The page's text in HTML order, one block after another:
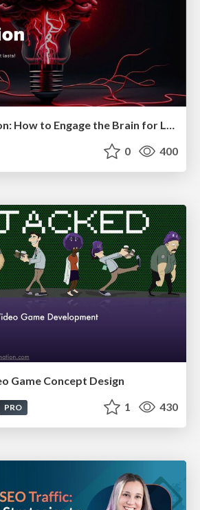
0 400
Game Concept Design
PRO 1 430